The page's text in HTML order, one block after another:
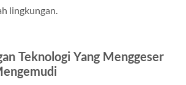
lingkungan.
Teknologi Yang Menggeser